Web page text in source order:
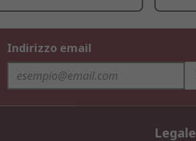
Indirizzo email
Legale